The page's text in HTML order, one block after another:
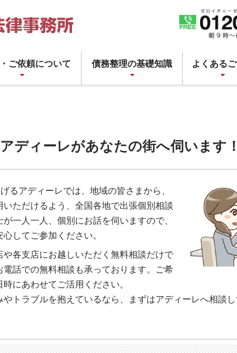
ご依頼について 債務整理の基礎知識 よくある
ディーレがあなたの街へ伺います
るアディーレでは、地域の皆さまから、
ただけるよう、全国各地で出張個別相談
一人一人、個別にお話を伺いますので、
してご参加ください。
各支店にお越しいただく無料相談だけで
話での無料相談も承っております。ご希
にあわせてご活用ください。
トラブルを抱えているなら、まずはアディーレへ相談